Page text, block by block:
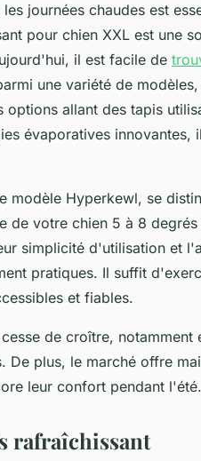
journées chaudes est
pour chien XXL est une
il est facile de
une variété de
options allant des tapis
évaporatives innovantes,
modèle Hyperkewl, se
de votre chien 5 à 8
simplicité d'utilisation et
pratiques. Il suffit
et fiables.
de croître, notamment
De plus, le marché offre
leur confort pendant l'été.
rafraîchissant